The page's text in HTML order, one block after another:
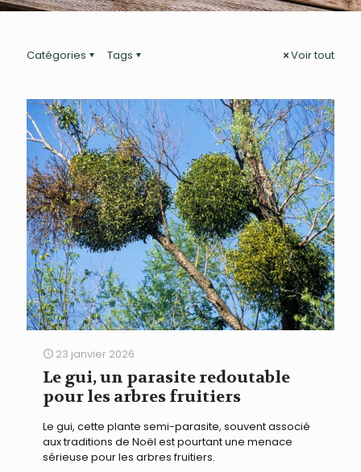
Catégories Tags Voir tout
23 janvier 2026
Le gui, un parasite redoutable
pour les arbres fruitiers
Le gui, cette plante semi-parasite, souvent associé
aux traditions de Noël est pourtant une menace
sérieuse pour les arbres fruitiers.